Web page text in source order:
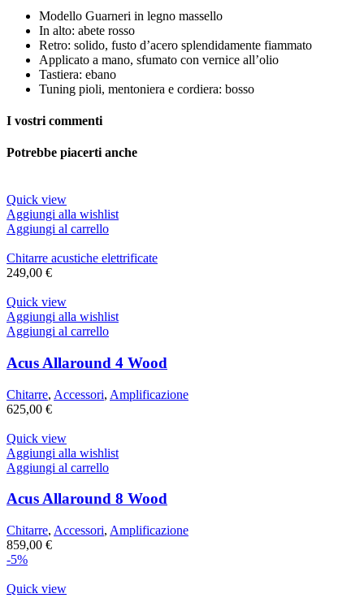
Modello Guarneri in legno massello
In alto: abete rosso
Retro: solido, fusto d’acero splendidamente fiammato
Applicato a mano, sfumato con vernice all’olio
Tastiera: ebano
Tuning pioli, mentoniera e cordiera: bosso
I vostri commenti
Potrebbe piacerti anche
Quick view
Aggiungi alla wishlist
Aggiungi al carrello
Chitarre acustiche elettrificate
249,00 €
Quick view
Aggiungi alla wishlist
Aggiungi al carrello
Acus Allaround 4 Wood
Chitarre, Accessori, Amplificazione
625,00 €
Quick view
Aggiungi alla wishlist
Aggiungi al carrello
Acus Allaround 8 Wood
Chitarre, Accessori, Amplificazione
859,00 €
-5%
Quick view